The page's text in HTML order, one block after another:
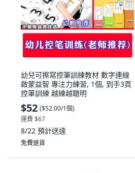
幼兒可擦寫控筆訓練教材 數字連線
啟蒙益智 專注力練習, 1個, 到手3頁
控筆訓練 越練越聰明
$52 ($52.00/1個)
運費 $67
8/22 預計送達
免費退貨